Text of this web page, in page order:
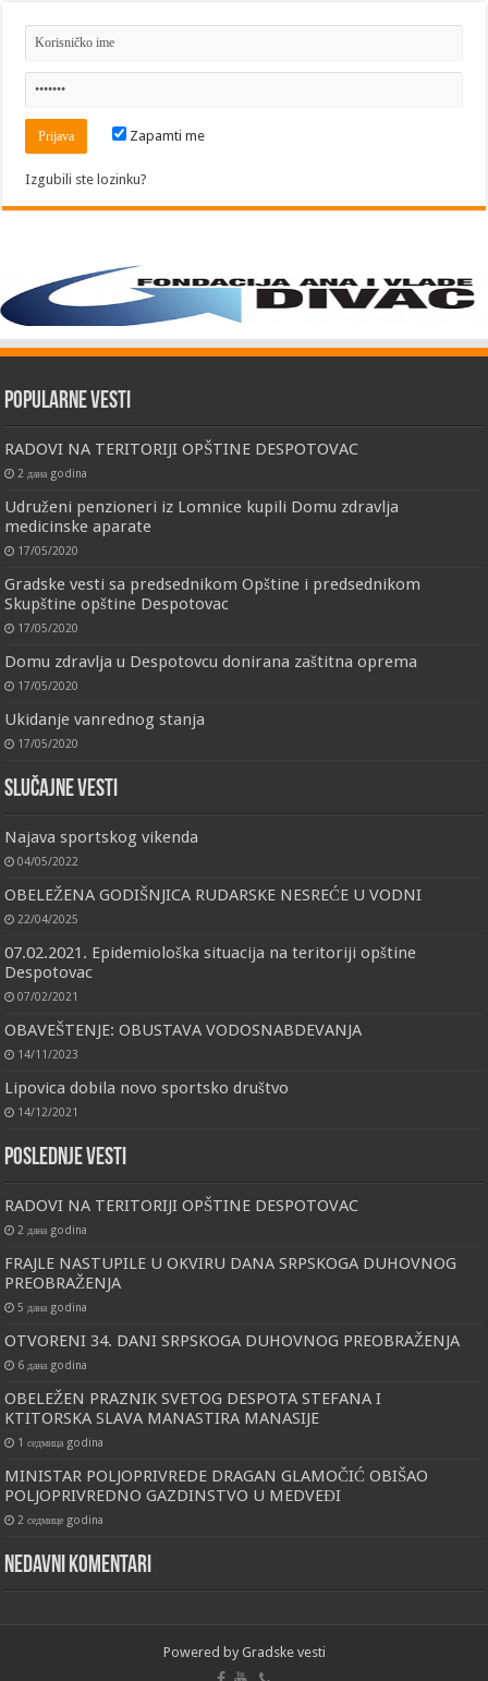
Zapamti me
Izgubili ste lozinku?
Popularne vesti
RADOVI NA TERITORIJI OPŠTINE DESPOTOVAC
2 дана godina
Udruženi penzioneri iz Lomnice kupili Domu zdravlja
medicinske aparate
17/05/2020
Gradske vesti sa predsednikom Opštine i predsednikom
Skupštine opštine Despotovac
17/05/2020
Domu zdravlja u Despotovcu donirana zaštitna oprema
17/05/2020
Ukidanje vanrednog stanja
17/05/2020
Slučajne vesti
Najava sportskog vikenda
04/05/2022
OBELEŽENA GODIŠNJICA RUDARSKE NESREĆE U VODNI
22/04/2025
07.02.2021. Epidemiološka situacija na teritoriji opštine
Despotovac
07/02/2021
OBAVEŠTENJE: OBUSTAVA VODOSNABDEVANJA
14/11/2023
Lipovica dobila novo sportsko društvo
14/12/2021
Poslednje vesti
RADOVI NA TERITORIJI OPŠTINE DESPOTOVAC
2 дана godina
FRAJLE NASTUPILE U OKVIRU DANA SRPSKOGA DUHOVNOG
PREOBRAŽENJA
5 дана godina
OTVORENI 34. DANI SRPSKOGA DUHOVNOG PREOBRAŽENJA
6 дана godina
OBELEŽEN PRAZNIK SVETOG DESPOTA STEFANA I
KTITORSKA SLAVA MANASTIRA MANASIJE
1 седмица godina
MINISTAR POLJOPRIVREDE DRAGAN GLAMOČIĆ OBIŠAO
POLJOPRIVREDNO GAZDINSTVO U MEDVEĐI
2 седмице godina
Nedavni komentari
Powered by Gradske vesti